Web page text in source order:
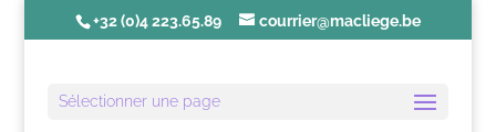
+32 (0)4 223.65.89 courrier@macliege.be
Sélectionner une page